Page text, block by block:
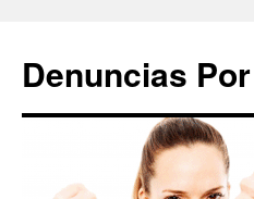
contenido
Denuncias